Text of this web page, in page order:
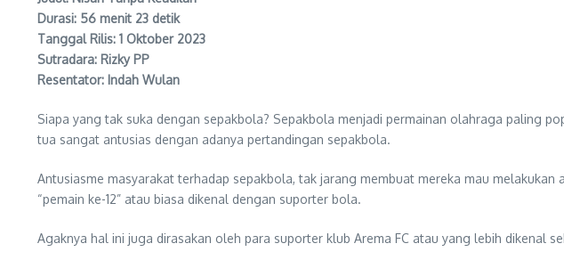
Durasi: 56 menit 23 detik
Tanggal Rilis: 1 Oktober 2023
Sutradara: Rizky PP
Resentator: Indah Wulan
Siapa yang tak suka dengan sepakbola? Sepakbola menjadi permainan olahraga paling
tua sangat antusias dengan adanya pertandingan sepakbola.
Antusiasme masyarakat terhadap sepakbola, tak jarang membuat mereka mau
“pemain ke-12” atau biasa dikenal dengan suporter bola.
Agaknya hal ini juga dirasakan oleh para suporter klub Arema FC atau yang lebih dikenal